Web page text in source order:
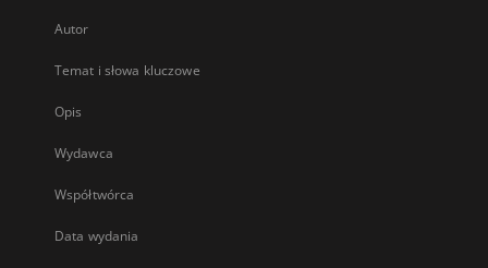
Autor
Temat i słowa kluczowe
Opis
Wydawca
Współtwórca
Data wydania